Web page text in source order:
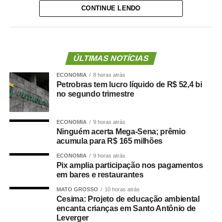
concurso estimulou estudantes e escolas a refletirem
— Em um ano de eleições gerais, a expressiva
participação dos estudantes demonstra o interesse das
novas gerações em refletir sobre o fortalecimento da
democracia e a construção de um ambiente digital mais
responsável, plural e respeitoso — afirmou.
Uma das redações selecionadas foi a de Yasmin da Silva
Freitas, representante do Acre, que comparou as redes
sociais a um jardim em que “cada publicação seria uma
semente lançada ao vento — capaz de florescer em
consciência ou se perder na intolerância”. A metáfora foi
na internet e a responsabilidade dos usuários na
construção do debate público.
CONTINUE LENDO
ÚLTIMAS NOTÍCIAS
ECONOMIA 8 horas atrás
Petrobras tem lucro líquido de R$ 52,4 bi
no segundo trimestre
ECONOMIA 9 horas atrás
Ninguém acerta Mega-Sena; prêmio
acumula para R$ 165 milhões
ECONOMIA 9 horas atrás
Pix amplia participação nos pagamentos
em bares e restaurantes
MATO GROSSO 10 horas atrás
Cesima: Projeto de educação ambiental
encanta crianças em Santo Antônio de
Leverger